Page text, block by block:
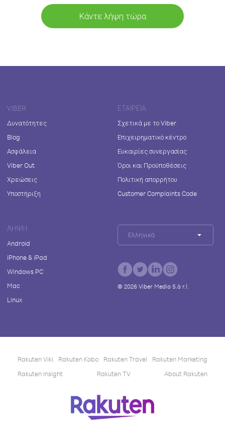
Κάντε λήψη τώρα
VIBER
Δυνατότητες
Blog
Ασφάλεια
Viber Out
Χρεώσεις
Υποστήριξη
ΕΤΑΙΡΕΊΑ
Σχετικά με το Viber
Επιχειρηματικό κέντρο
Ευκαιρίες συνεργασίας
Όροι και Προϋποθέσεις
Πολιτική απορρήτου
Customer Complaints Code
ΛΉΨΗ
Android
iPhone & iPad
Windows PC
Mac
Linux
Ελληνικά
© 2026Viber Media S.à r.l.
Rakuten Viki Rakuten Kobo Rakuten Travel
Rakuten Marketing
Rakuten Insight
Rakuten TV About Rakuten